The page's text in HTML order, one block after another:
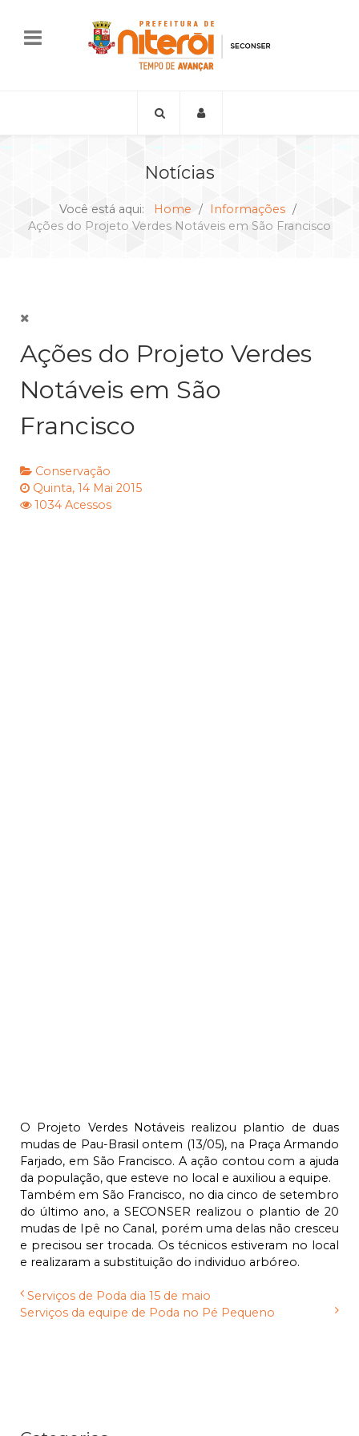
Notícias
Você está aqui: Home
Informações
Ações do Projeto Verdes Notáveis em São Francisco
Ações do Projeto Verdes
Notáveis em São
Francisco
Conservação
Quinta, 14 Mai 2015
1034 Acessos
O Projeto Verdes Notáveis realizou plantio de duas
mudas de Pau-Brasil ontem (13/05), na Praça Armando
Farjado, em São Francisco. A ação contou com a ajuda
da população, que esteve no local e auxiliou a equipe.
Também em São Francisco, no dia cinco de setembro
do último ano, a SECONSER realizou o plantio de 20
mudas de Ipê no Canal, porém uma delas não cresceu
e precisou ser trocada. Os técnicos estiveram no local
e realizaram a substituição do individuo arbóreo.
Serviços de Poda dia 15 de maio
Serviços da equipe de Poda no Pé Pequeno